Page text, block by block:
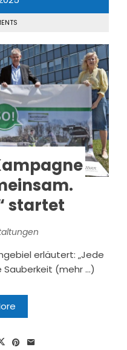
startet
erläutert: „Jede
Sauberkeit (mehr …)